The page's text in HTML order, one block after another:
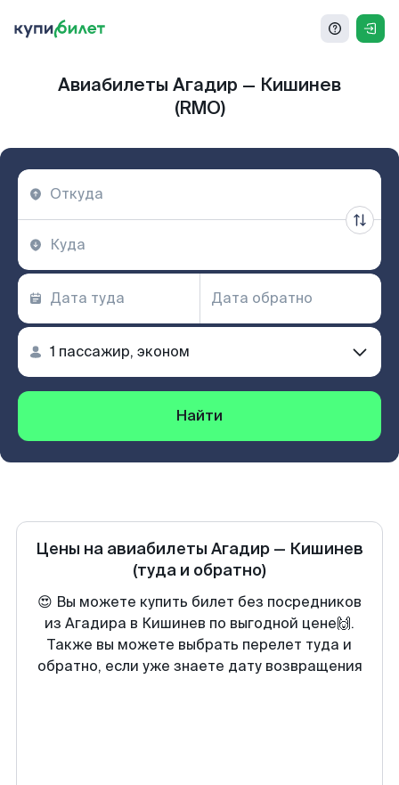
Авиабилеты Агадир — Кишинев
(RMO)
Найти
Цены на авиабилеты Агадир — Кишинев
(туда и обратно)
😍 Вы можете купить билет без посредников
из Агадира в Кишинев по выгодной цене🙌.
Также вы можете выбрать перелет туда и
обратно, если уже знаете дату возвращения